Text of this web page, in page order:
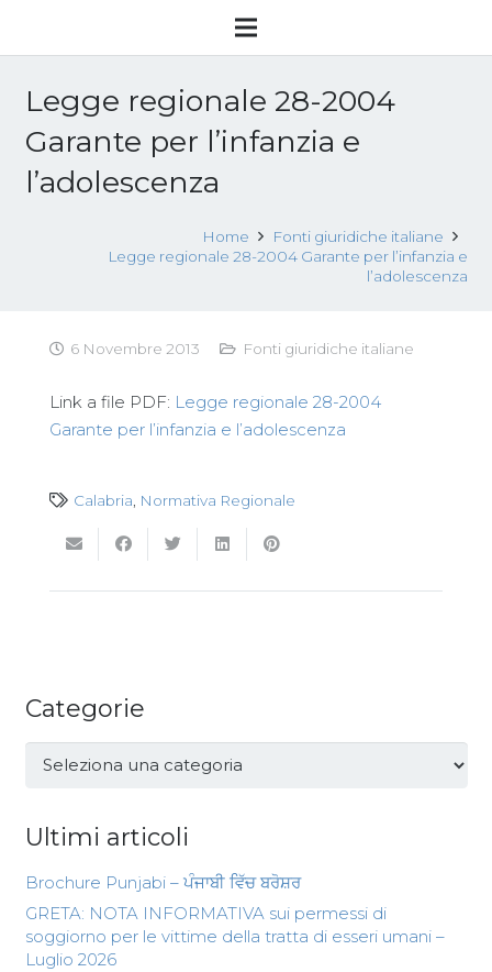
Legge regionale 28-2004
Garante per l’infanzia e
l’adolescenza
Home
Fonti giuridiche italiane
Legge regionale 28-2004 Garante per l’infanzia e
l’adolescenza
6 Novembre 2013 Fonti giuridiche italiane
Link a file PDF: Legge regionale 28-2004
Garante per l’infanzia e l’adolescenza
Calabria Normativa Regionale
Categorie
Categorie
Ultimi articoli
Brochure Punjabi – ਪੰਜਾਬੀ ਵਿੱਚ ਬਰੋਸ਼ਰ
GRETA: NOTA INFORMATIVA sui permessi di
soggiorno per le vittime della tratta di esseri umani –
Luglio 2026